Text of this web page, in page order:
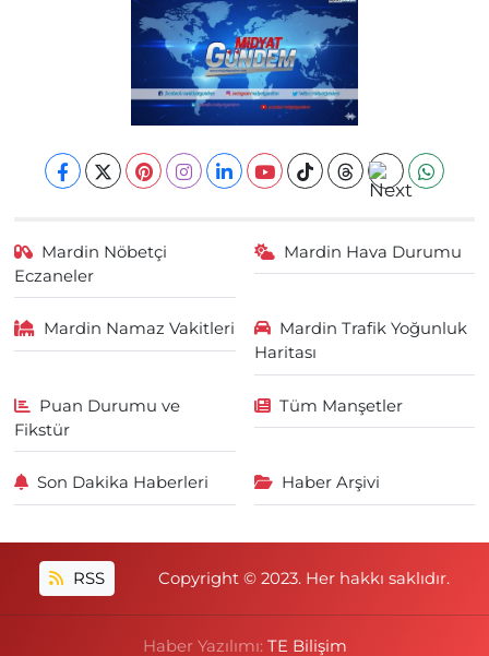
Mardin Nöbetçi
Eczaneler
Mardin Hava Durumu
Mardin Namaz Vakitleri
Mardin Trafik Yoğunluk
Haritası
Puan Durumu ve
Fikstür
Tüm Manşetler
Son Dakika Haberleri Haber Arşivi
RSS Copyright © 2023. Her hakkı saklıdır.
Haber Yazılımı: TE Bilişim